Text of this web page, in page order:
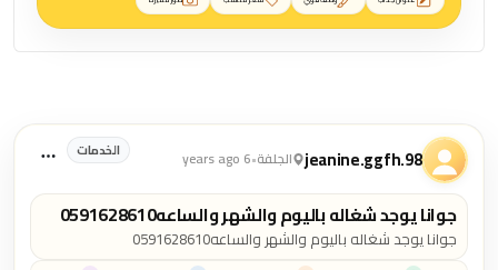
منشورات خدمات تنظيف
jeanine.ggfh.98 الجلفة•
6 years ago الخدمات
جوانا يوجد شغاله باليوم والشهر والساعه0591628610
جوانا يوجد شغاله باليوم والشهر والساعه0591628610